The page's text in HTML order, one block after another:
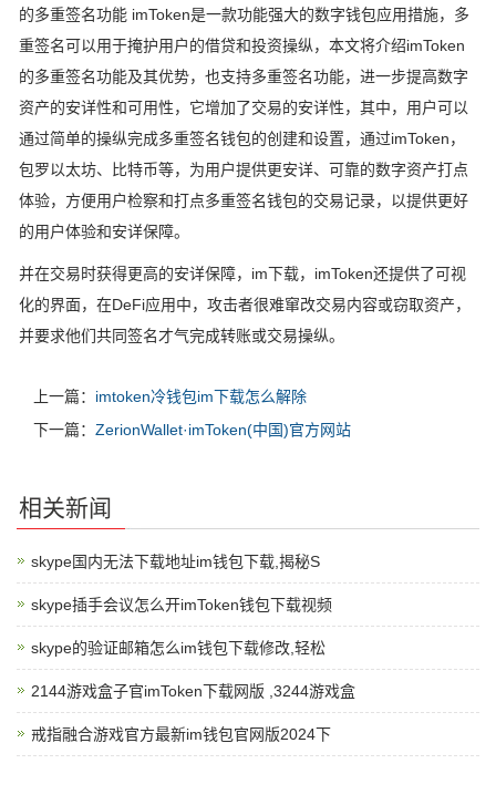
的多重签名功能 imToken是一款功能强大的数字钱包应用措施，多
重签名可以用于掩护用户的借贷和投资操纵，本文将介绍imToken
的多重签名功能及其优势，也支持多重签名功能，进一步提高数字
资产的安详性和可用性，它增加了交易的安详性，其中，用户可以
通过简单的操纵完成多重签名钱包的创建和设置，通过imToken，
包罗以太坊、比特币等，为用户提供更安详、可靠的数字资产打点
体验，方便用户检察和打点多重签名钱包的交易记录，以提供更好
的用户体验和安详保障。
并在交易时获得更高的安详保障，im下载，imToken还提供了可视
化的界面，在DeFi应用中，攻击者很难窜改交易内容或窃取资产，
并要求他们共同签名才气完成转账或交易操纵。
上一篇： imtoken冷钱包im下载怎么解除
下一篇： ZerionWallet·imToken(中国)官方网站
相关新闻
skype国内无法下载地址im钱包下载,揭秘S
skype插手会议怎么开imToken钱包下载视频
skype的验证邮箱怎么im钱包下载修改,轻松
2144游戏盒子官imToken下载网版 ,3244游戏盒
戒指融合游戏官方最新im钱包官网版2024下